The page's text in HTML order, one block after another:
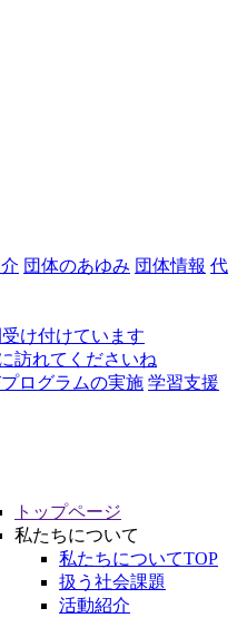
団体のあゆみ 団体情報 代
受け付けています
訪れてくださいね
ログラムの実施 学習支援
トップページ
私たちについて
私たちについてTOP
扱う社会課題
活動紹介